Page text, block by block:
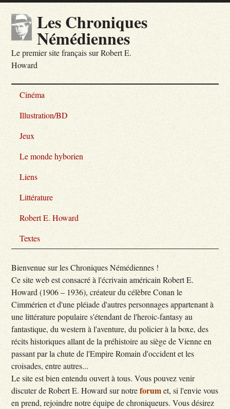
Les Chroniques
Némédiennes
Le premier site français sur Robert E.
Howard
Cinéma
Illustration/BD
Jeux
Le monde hyborien
Liens
Littérature
Robert E. Howard
Textes
Bienvenue sur les Chroniques Némédiennes !
Ce site web est consacré à l'écrivain américain Robert E.
Howard (1906 – 1936), créateur du célèbre Conan le
Cimmérien et d'une pléiade d'autres personnages appartenant à
une littérature populaire s'étendant de l'heroic-fantasy au
fantastique, du western à l'aventure, du policier à la boxe, des
récits historiques allant de la préhistoire au siège de Vienne en
passant par la chute de l'Empire Romain d'occident et les
croisades, entre autres...
Le site est bien entendu ouvert à tous. Vous pouvez venir
discuter de Robert E. Howard sur notreforumet, si l'envie vous
en prend, rejoindre notre équipe de chroniqueurs. Vous désirez